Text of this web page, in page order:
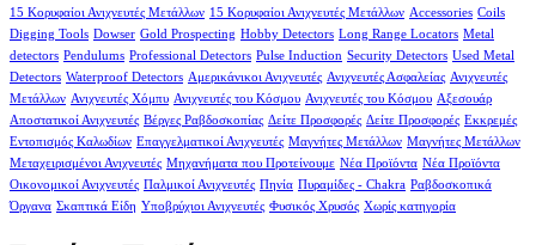
15 Κορυφαίοι Ανιχνευτές Μετάλλων 15 Κορυφαίοι Ανιχνευτές Μετάλλων Accessories Coils
Digging Tools Dowser Gold Prospecting Hobby Detectors Long Range Locators Metal
detectors Pendulums Professional Detectors Pulse Induction Security Detectors Used Metal
Detectors Waterproof Detectors Αμερικάνικοι Ανιχνευτές Ανιχνευτές Ασφαλείας Ανιχνευτές
Μετάλλων Ανιχνευτές Χόμπυ Ανιχνευτές του Κόσμου Ανιχνευτές του Κόσμου Αξεσουάρ
Αποστατικοί Ανιχνευτές Βέργες Ραβδοσκοπίας Δείτε Προσφορές Δείτε Προσφορές Εκκρεμές
Εντοπισμός Καλωδίων Επαγγελματικοί Ανιχνευτές Μαγνήτες Μετάλλων Μαγνήτες Μετάλλων
Μεταχειρισμένοι Ανιχνευτές Μηχανήματα που Προτείνουμε Νέα Προϊόντα Νέα Προϊόντα
Οικονομικοί Ανιχνευτές Παλμικοί Ανιχνευτές Πηνία Πυραμίδες - Chakra Ραβδοσκοπικά
Όργανα Σκαπτικά Είδη Υποβρύχιοι Ανιχνευτές Φυσικός Χρυσός Χωρίς κατηγορία